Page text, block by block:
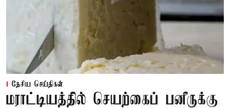
தேசிய செய்திகள்
மராட்டியத்தில் செயற்கைப் பனீருக்கு